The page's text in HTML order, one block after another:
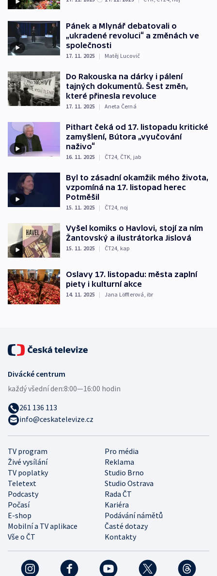
Pánek a Mlynář debatovali o
„ukradené revoluci“ a změnách ve
společnosti
17. 11. 2025 | Matěj Lucovič
Do Rakouska na dárky i pálení
tajných dokumentů. Šest změn,
které přinesla revoluce
17. 11. 2025 | Aneta Černá
Pithart čeká od 17. listopadu kritické
zamyšlení, Bútora „vyučování
naživo“
16. 11. 2025 | ČT24 ČTK jab
Byl to zásadní okamžik mého života,
vzpomíná na 17. listopad herec
Potměšil
15. 11. 2025 | ČT24 noj
Vyšel komiks o Havlovi, stojí za ním
Žantovský a ilustrátorka Jislová
15. 11. 2025 | ČT24 kap
Oslavy 17. listopadu: města zaplní
piety i kulturní akce
14. 11. 2025 | Jana Löfflerová, ibr
TV program
Pro média
Živé vysílání
Reklama
TV poplatky
Studio Brno
Teletext
Studio Ostrava
Podcasty
Rada ČT
Počasí
Kariéra
E-shop
Podávání námětů
Mobilní a TV aplikace
Časté dotazy
Vše o ČT
Kontakty
Divácké centrum
každý všední den:8:00—16:00 hodin
261 136 113
info@ceskatelevize.cz